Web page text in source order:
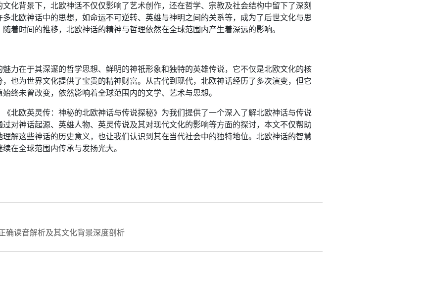
文化背景下，北欧神话不仅仅影响了艺术创作，还在哲学、宗教及社会结构中留下了深刻
多北欧神话中的思想，如命运不可逆转、英雄与神明之间的关系等，成为了后世文化与思
着时间的推移，北欧神话的精神与哲理依然在全球范围内产生着深远的影响。
魅力在于其深邃的哲学思想、鲜明的神祇形象和独特的英雄传说，它不仅是北欧文化的核
，也为世界文化提供了宝贵的精神财富。从古代到现代，北欧神话经历了多次演变，但它
始终未曾改变，依然影响着全球范围内的文学、艺术与思想。
《北欧英灵传：神秘的北欧神话与传说探秘》为我们提供了一个深入了解北欧神话与传说
过对神话起源、英雄人物、英灵传说及其对现代文化的影响等方面的探讨，本文不仅帮助
理解这些神话的历史意义，也让我们认识到其在当代社会中的独特地位。北欧神话的智慧
在全球范围内传承与发扬光大。
确读音解析及其文化背景深度剖析